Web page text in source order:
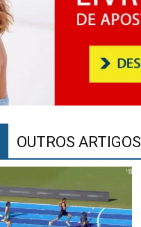
OUTROS ARTIGOS